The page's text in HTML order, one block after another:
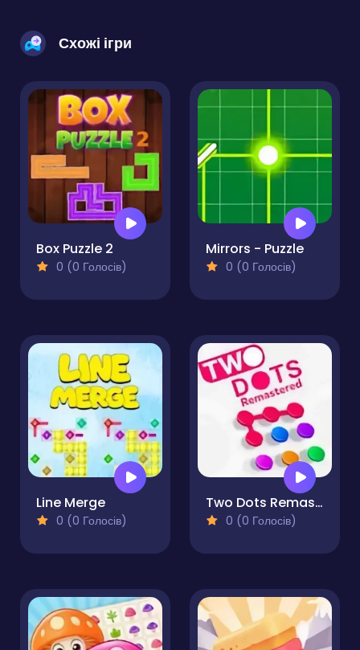
Схожі ігри
Box Puzzle 2
0 (0 Голосів)
Mirrors - Puzzle
0 (0 Голосів)
Line Merge
0 (0 Голосів)
Two Dots Remastered
0 (0 Голосів)